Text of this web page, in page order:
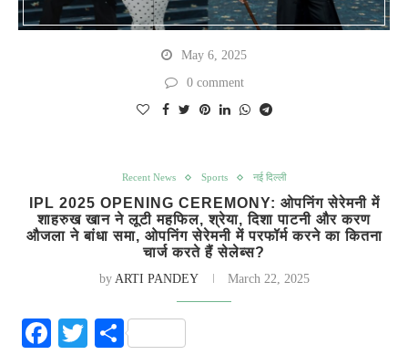
May 6, 2025
0 comment
Recent News Sports नई दिल्ली
IPL 2025 OPENING CEREMONY: ओपनिंग सेरेमनी में
शाहरुख खान ने लूटी महफिल, श्रेया, दिशा पाटनी और करण
औजला ने बांधा समा, ओपनिंग सेरेमनी में परफॉर्म करने का कितना
चार्ज करते हैं सेलेब्स?
by ARTI PANDEY March 22, 2025
Facebook
Twitter
Share